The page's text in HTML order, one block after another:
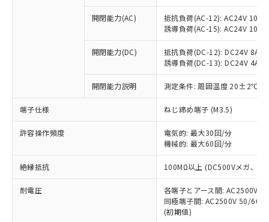
開閉能力(AC)
抵抗負荷(AC-12): AC24V 10A/
誘導負荷(AC-15): AC24V
開閉能力(DC)
抵抗負荷(DC-12): DC24V 8A/
誘導負荷(DC-13): DC24V 4A/
開閉能力説明 測定条件: 周囲温度 20±2℃、
端子仕様 ねじ締め端子 (M3.5)
許容操作頻度
電気的: 最大30回/分
機械的: 最大60回/分
絶縁抵抗 100MΩ以上 (DC500Vメガ、点
耐電圧
各端子とアース間: AC2500V
同極端子間: AC2500V 50/
(初期値)
ご利用条件
ご利用ください。
本サービスは、当社制御機器事業取扱
商品の当社在庫状況および標準価格
(税抜)を提供させていただくもので
当社制御機器事業取扱商品の中には、
本サービスの対象外となる商品もある
ことをご了承ください。
在庫状況および標準価格照会結果は、
対応済み：EU RoHS指令（10物質）の
非含有に対応した製品が提供可能な商品で
対応予定：EU RoHS指令（10物質）の非含
有に対応した製品に切り替える予定のある
対応予定なし：EU RoHS指令（10物質）の
非含有に非対応の商品で、対応品を出す予
定はありません。
調査・確認中：EU RoHS指令（10物質）の
非含有の対応状況を調査中または確認中の
害物質有無と関係のない商品です。
仕入先様の事情により、非含有部品として
いたものが、含有品と判明した場合などや
むを得ず変更することがあります。
※1 中国RoHS○×表
「○」：最大均質材料含有率が中国RoHSの
基準値以下であることを示します。
「×」：最大均質材料含有率が中国RoHSの
基準値を超えていることを示します。
「－」：未確認です。当社販売部門へお問
当社は、これら貴社製品のうち、外国
為替および外国貿易法に定める商品